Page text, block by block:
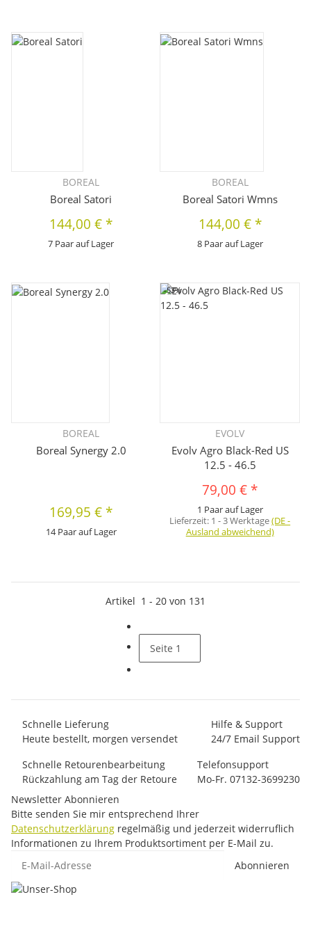
BOREAL
Boreal Satori
144,00 € *
7 Paar auf Lager
BOREAL
Boreal Satori Wmns
144,00 € *
8 Paar auf Lager
BOREAL
Boreal Synergy 2.0
169,95 € *
14 Paar auf Lager
-53%
EVOLV
Evolv Agro Black-Red US
12.5 - 46.5
79,00 € *
1 Paar auf Lager
Lieferzeit: 1 - 3 Werktage(DE -
Ausland abweichend)
Artikel 1 - 20 von 131
Seite 1
Schnelle Lieferung
Heute bestellt, morgen versendet
Hilfe & Support
24/7 Email Support
Schnelle Retourenbearbeitung
Rückzahlung am Tag der Retoure
Telefonsupport
Mo-Fr. 07132-3699230
Newsletter Abonnieren
Bitte senden Sie mir entsprechend Ihrer
Datenschutzerklärung regelmäßig und jederzeit widerruflich
Informationen zu Ihrem Produktsortiment per E-Mail zu.
Abonnieren